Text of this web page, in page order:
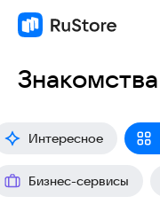
Знакомства
Интересное
Бизнес-сервисы